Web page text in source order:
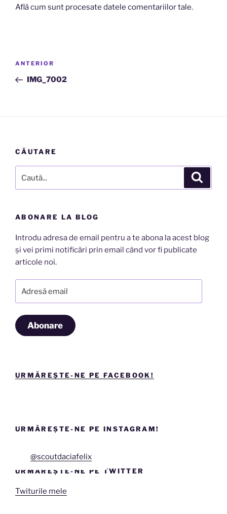
Află cum sunt procesate datele comentariilor tale.
Navigare
articole
Articolul
anterior
ANTERIOR
IMG_7002
CĂUTARE
după:
ABONARE LA BLOG
Introdu adresa de email pentru a te abona la acest blog
și vei primi notificări prin email când vor fi publicate
articole noi.
Abonare
URMĂREȘTE-NE PE FACEBOOK!
URMĂREȘTE-NE PE INSTAGRAM!
@scoutdaciafelix
URMĂREȘTE-NE PE TWITTER
Twiturile mele